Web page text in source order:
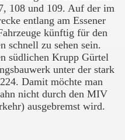
108 und 109. Auf der im
entlang am Essener
künftig für den
schnell zu sehen sein.
südlichen Krupp Gürtel
unter der stark
Damit möchte man
nicht durch den MIV
ausgebremst wird.